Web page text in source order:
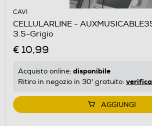
CAVI
CELLULARLINE -
3.5-Grigio
€ 10,99
Acquisto online: disponibile
Ritiro in negozio in 30' gratuito: verifica
AGGIUNGI